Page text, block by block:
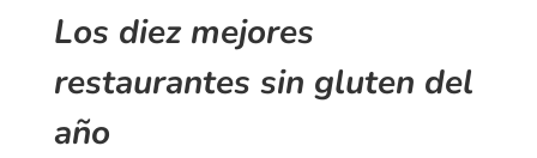
Los diez mejores
restaurantes sin gluten del
año